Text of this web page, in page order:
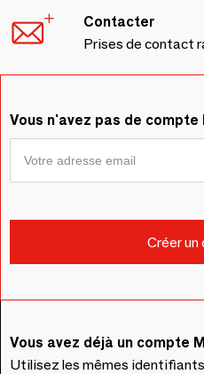
Contacter
Prises de contact
Vous n'avez pas de compte
Vous avez déjà un compte
Utilisez les mêmes